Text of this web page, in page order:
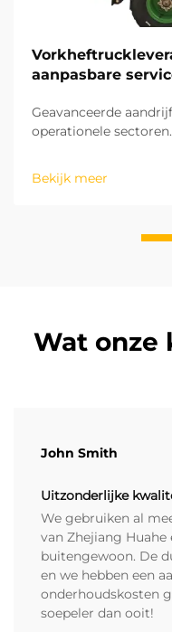
aanpasbare
Geavanceerde
operationele
Lithiumbatterij-
Bekijk meer
Wat onze
John Smith
Uitzonderlijke
We gebruiken al
van Zhejiang Huahe
buitengewoon. De
en we hebben een
onderhoudskosten
soepeler dan ooit!